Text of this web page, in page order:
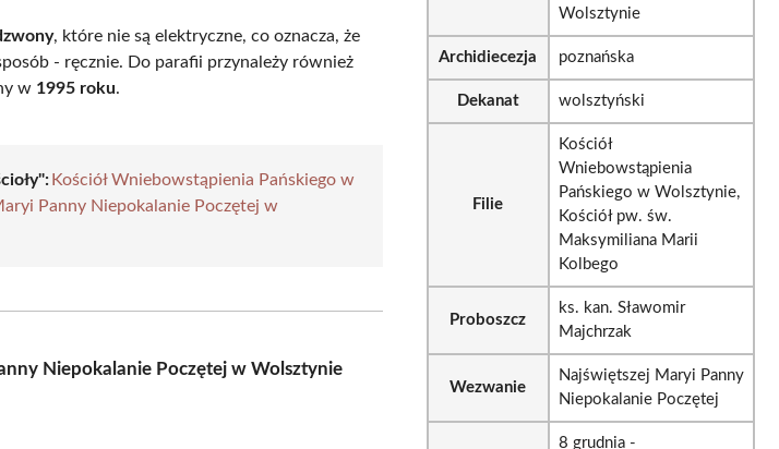
, które nie są elektryczne, co oznacza, że
- ręcznie. Do parafii przynależy również
w 1995 roku.
Kościół Wniebowstąpienia Pańskiego w
Panny Niepokalanie Poczętej w
Niepokalanie Poczętej w Wolsztynie
Wolsztynie
Archidiecezja poznańska
Dekanat wolsztyński
Filie
Kościół
Wniebowstąpienia
Pańskiego w Wolsztynie,
Kościół pw. św.
Maksymiliana Marii
Kolbego
Proboszcz
ks. kan. Sławomir
Majchrzak
Wezwanie
Najświętszej Maryi Panny
Niepokalanie Poczętej
8 grudnia -